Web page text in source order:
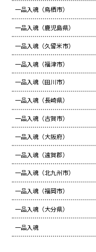
一品入魂（鳥栖市）
一品入魂（鹿児島県）
一品入魂（久留米市）
一品入魂（福津市）
一品入魂（田川市）
一品入魂（長崎県）
一品入魂（古賀市）
一品入魂（大阪府）
一品入魂（遠賀郡）
一品入魂（北九州市）
一品入魂（福岡市）
一品入魂（大分県）
一品入魂